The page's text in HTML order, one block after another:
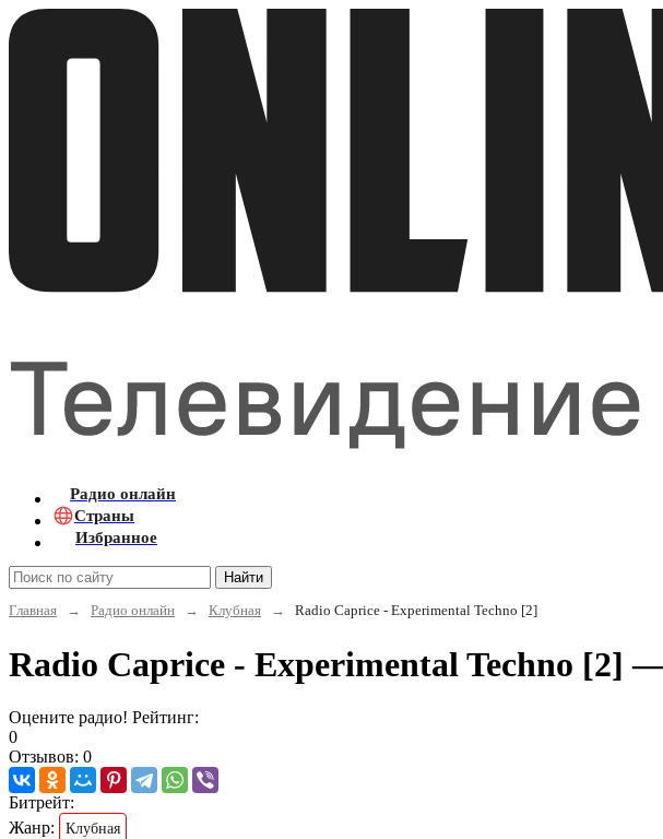
Радио онлайн
Страны
Избранное
Найти
Главная
→ Радио онлайн → Клубная → Radio Caprice - Experimental Techno [2]
Radio Caprice - Experimental Techno [2]
Оцените радио! Рейтинг:
0
Отзывов: 0
Битрейт:
Жанр:
Клубная